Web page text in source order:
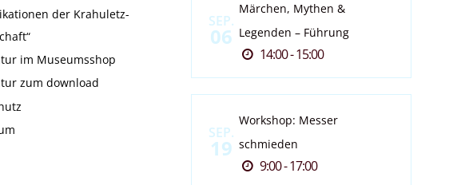
der Krahuletz-
im Museumsshop
zum download
SEP.
06
Märchen, Mythen &
Legenden – Führung
14:00 - 15:00
SEP.
19
Workshop: Messer
schmieden
9:00 - 17:00